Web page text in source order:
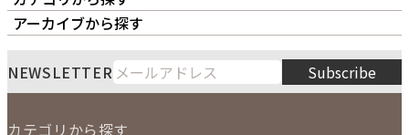
オーナーズボイス
LIPS通販部門 LIPS 銀座店
アーカイブから探す
8 月 火 水 木 金 土
日
1
2
NEWSLETTER Subscribe
カテゴリから探す